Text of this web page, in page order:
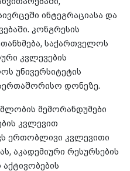
ინტეგრაციასა და
კონგრესის
საქართველოს
კვლევების
უნივერსიტეტის
დონეზე.
მემორანდუმები
კვლევით
ერთობლივი კვლევითი
აკადემიური რესურსების